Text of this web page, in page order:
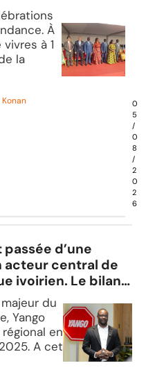
À
à 1
la
0
5
/
0
8
/
2
0
2
6
passée d’une
acteur central de
ivoirien. Le bilan
Soro, Directeur
du
Yango
en
A cet